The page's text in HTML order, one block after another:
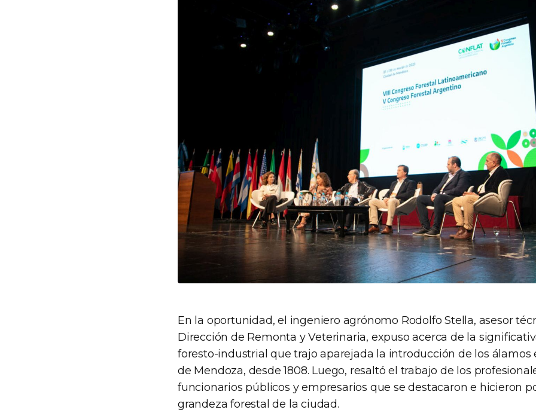
En la oportunidad, el ingeniero agrónomo Rodolfo Stella, asesor
Dirección de Remonta y Veterinaria, expuso acerca de la
foresto-industrial que trajo aparejada la introducción de los álamos
de Mendoza, desde 1808. Luego, resaltó el trabajo de los
funcionarios públicos y empresarios que se destacaron e hicieron
grandeza forestal de la ciudad.